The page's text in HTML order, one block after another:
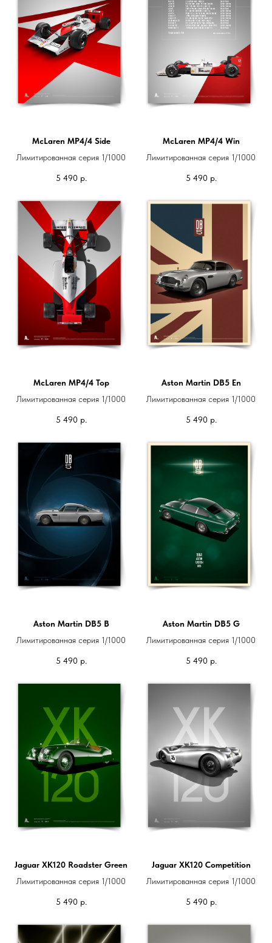
McLaren MP4/4 Side
Лимитированная серия 1/1000
5 490 р.
McLaren MP4/4 Win
Лимитированная серия 1/1000
5 490 р.
McLaren MP4/4 Top
Лимитированная серия 1/1000
5 490 р.
Aston Martin DB5 En
Лимитированная серия 1/1000
5 490 р.
Aston Martin DB5 B
Лимитированная серия 1/1000
5 490 р.
Aston Martin DB5 G
Лимитированная серия 1/1000
5 490 р.
Jaguar XK120 Roadster Green
Лимитированная серия 1/1000
5 490 р.
Jaguar XK120 Competition
Лимитированная серия 1/1000
5 490 р.